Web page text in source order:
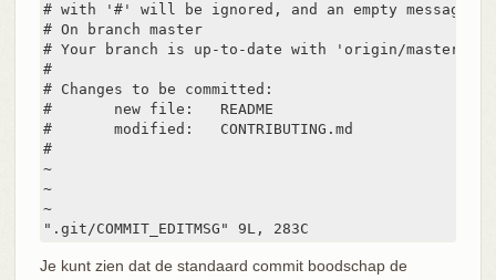
# with '#' will be ignored, and an empty message
# On branch master
# Your branch is up-to-date with 'origin/master'.
#
# Changes to be committed:
#	new file:   README
#	modified:   CONTRIBUTING.md
#
~
~
~
".git/COMMIT_EDITMSG" 9L, 283C
Je kunt zien dat de standaard commit boodschap de